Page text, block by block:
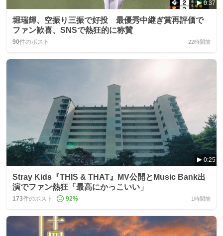
0:37
堀瑞輝、空振り三振で好投 最優秀中継ぎ賞再評価で
ファン歓喜、SNSで熱狂的に称賛
90件のポスト 22時間前
0:25
Stray Kids『THIS & THAT』MV公開とMusic Bank出
演でファン熱狂「最高にかっこいい」
173件のポスト 92% 1時間前